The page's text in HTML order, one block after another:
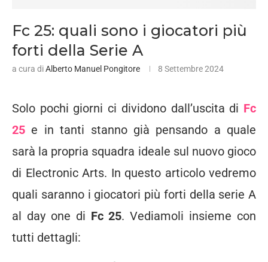
Fc 25: quali sono i giocatori più
forti della Serie A
a cura diAlberto Manuel Pongitore 8 Settembre 2024
Solo pochi giorni ci dividono dall’uscita di Fc
25 e in tanti stanno già pensando a quale
sarà la propria squadra ideale sul nuovo gioco
di Electronic Arts. In questo articolo vedremo
quali saranno i giocatori più forti della serie A
al day one di Fc 25. Vediamoli insieme con
tutti dettagli: